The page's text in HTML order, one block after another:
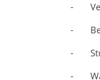
-
-
-
-